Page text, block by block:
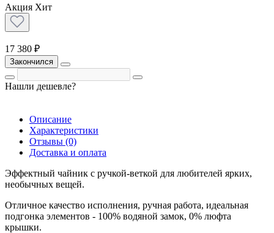
Акция Хит
17 380 ₽
Закончился
Нашли дешевле?
Описание
Характеристики
Отзывы (0)
Доставка и оплата
Эффектный чайник с ручкой-веткой для любителей ярких,
необычных вещей.
Отличное качество исполнения, ручная работа, идеальная
подгонка элементов - 100% водяной замок, 0% люфта
крышки.